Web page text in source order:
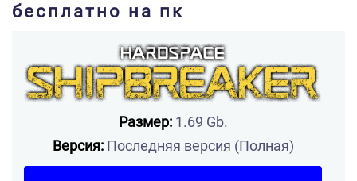
бесплатно на пк
Размер:1.69 Gb.
Версия:Последняя версия (Полная)